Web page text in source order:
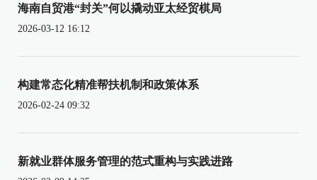
海南自贸港“封关”何以撬动亚太经贸棋局
2026-03-12 16:12
构建常态化精准帮扶机制和政策体系
2026-02-24 09:32
新就业群体服务管理的范式重构与实践进路